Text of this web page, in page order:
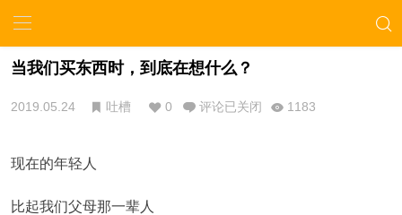
当我们买东西时，到底在想什么？
2019.05.24 吐槽 0 评论已关闭 1183
现在的年轻人
比起我们父母那一辈人